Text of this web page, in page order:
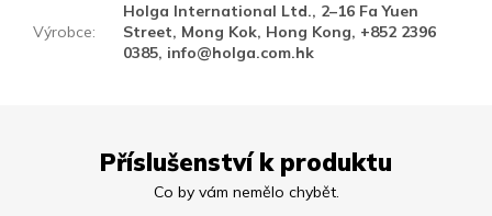
Příslušenství k produktu
Výrobce:
Holga International Ltd., 2–16 Fa Yuen
Street, Mong Kok, Hong Kong, +852 2396
0385, info@holga.com.hk